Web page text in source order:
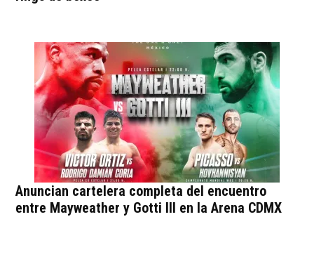
Anuncian cartelera completa del encuentro
entre Mayweather y Gotti III en la Arena CDMX